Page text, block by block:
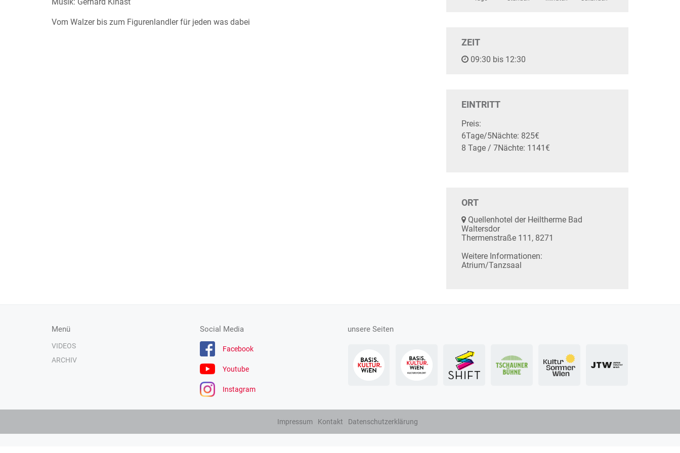
Vom Walzer bis zum Figurenlandler für jeden was dabei
ZEIT
09:30 bis 12:30
EINTRITT
Preis:
6Tage/5Nächte: 825€
8 Tage / 7Nächte: 1141€
ORT
Quellenhotel der Heiltherme Bad
Waltersdor
Thermenstraße 111, 8271
Weitere Informationen:
Atrium/Tanzsaal
Menü
VIDEOS
ARCHIV
Social Media
Facebook
Youtube
Instagram
unsere Seiten
Impressum Kontakt Datenschutzerklärung